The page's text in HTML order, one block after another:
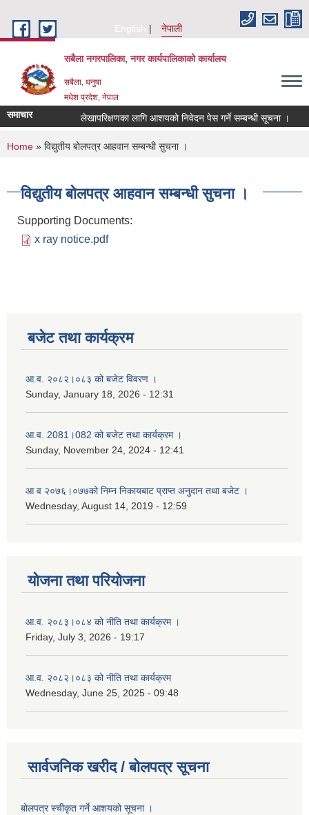
English
नेपाली
सबैला नगरपालिका, नगर कार्यपालिकाको कार्यालय
सबैला, धनुषा
मधेश प्रदेश, नेपाल
समाचार लेखापरिक्षणका लागि आशयको निवेदन पेस गर्ने सम्बन्धी सूचना ।
You are here
Home » विद्युतीय बोलपत्र आहवान सम्बन्धी सुचना ।
विद्युतीय बोलपत्र आहवान सम्बन्धी सुचना ।
Supporting Documents:
x ray notice.pdf
बजेट तथा कार्यक्रम
आ.व. २०८२।०८३ को बजेट विवरण ।
Sunday, January 18, 2026 - 12:31
आ.व. 2081।082 को बजेट तथा कार्यक्रम ।
Sunday, November 24, 2024 - 12:41
आ‌ व २०७६।०७७को निम्न निकायबाट प्राप्त अनुदान तथा बजेट ।
Wednesday, August 14, 2019 - 12:59
योजना तथा परियोजना
आ.व. २०८३।०८४ को नीति तथा कार्यक्रम ।
Friday, July 3, 2026 - 19:17
आ.व. २०८२।०८३ को नीति तथा कार्यक्रम
Wednesday, June 25, 2025 - 09:48
सार्वजनिक खरीद / बोलपत्र सूचना
बोलपत्र स्चीकृत गर्ने आशयको सूचना ।